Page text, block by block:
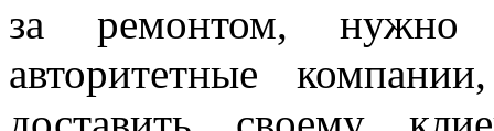
за ремонтом,
авторитетные